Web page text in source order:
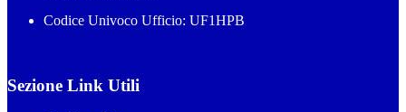
Codice Univoco Ufficio: UF1HPB
Sezione Link Utili